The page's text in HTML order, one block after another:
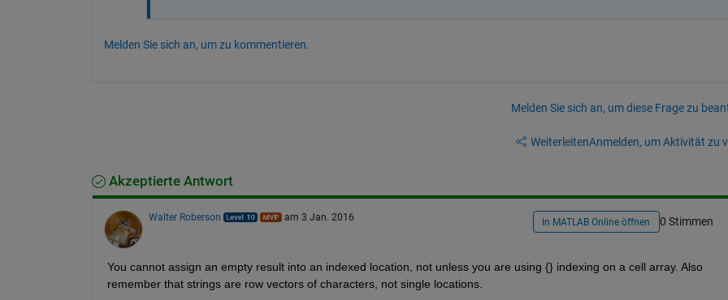
Melden Sie sich an, um zu kommentieren.
Melden Sie sich an, um diese Frage zu
WeiterleitenAnmelden, um Aktivität zu
Akzeptierte Antwort
Walter Roberson am 3 Jan. 2016 In MATLAB Online öffnen 0 Stimmen
You cannot assign an empty result into an indexed location, not unless you are using {} indexing on a cell array. Also
remember that strings are row vectors of characters, not single locations.